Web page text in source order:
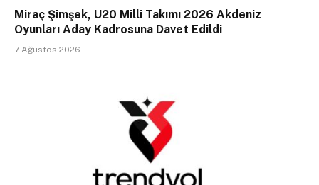
Miraç Şimşek, U20 Millî Takımı 2026 Akdeniz
Oyunları Aday Kadrosuna Davet Edildi
7 Ağustos 2026